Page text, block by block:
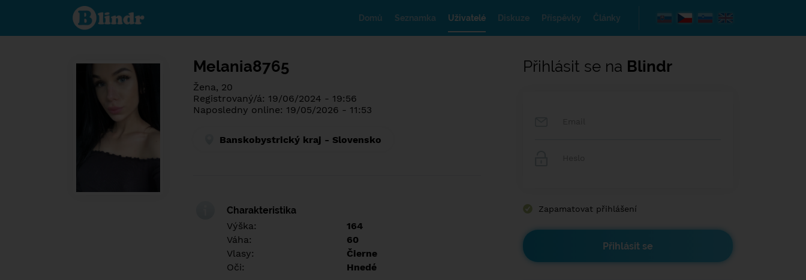
Poznej co je
pod maskou.
Seznamovací
Domů Seznamka Uživatelé Diskuze Příspěvky Články
Melania8765
Žena, 20
Registrovaný/á: 19/06/2024 - 19:56
Naposledny online: 19/05/2026 - 11:53
Banskobystrický kraj - Slovensko
Charakteristika
Výška:
164
Váha:
60
Vlasy:
Čierne
Oči:
Hnedé
Přihlásit se na Blindr
Zapamatovat přihlášení